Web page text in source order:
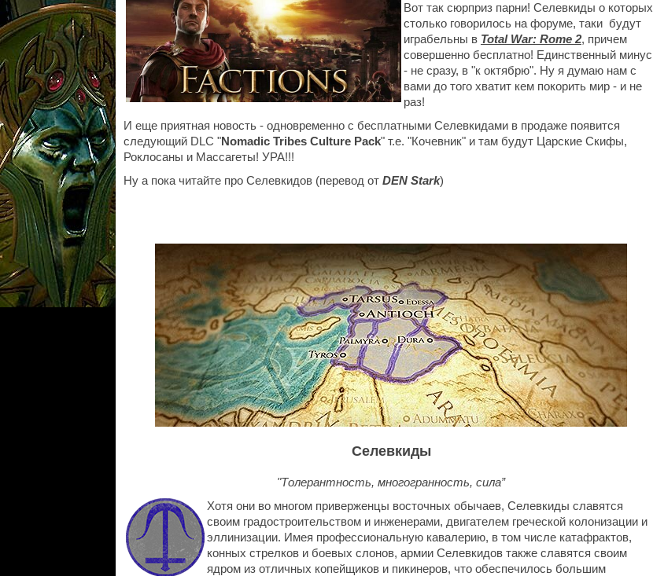
Вот так сюрприз парни! Селевкиды о которых
столько говорилось на форуме, таки будут
играбельны в Total War: Rome 2, причем
совершенно бесплатно! Единственный минус
- не сразу, в "к октябрю". Ну я думаю нам с
вами до того хватит кем покорить мир - и не
раз!
И еще приятная новость - одновременно с бесплатными Селевкидами в продаже появится
следующий DLC "Nomadic Tribes Culture Pack" т.е. "Кочевник" и там будут Царские Скифы,
Роклосаны и Массагеты! УРА!!!
Ну а пока читайте про Селевкидов (перевод от DEN Stark)
Селевкиды
"Толерантность, многогранность, сила”
Хотя они во многом приверженцы восточных обычаев, Селевкиды славятся
своим градостроительством и инженерами, двигателем греческой колонизации и
эллинизации. Имея профессиональную кавалерию, в том числе катафрактов,
конных стрелков и боевых слонов, армии Селевкидов также славятся своим
ядром из ​​отличных копейщиков и пикинеров, что обеспечилось большим